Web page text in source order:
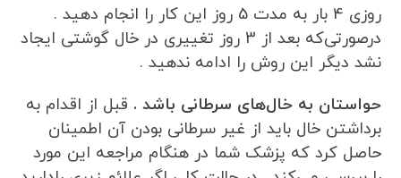
روزی 4 بار به مدت 5 روز این کار را انجام دهید .
درصورتی‌که بعد از 3 روز تغییری در خال گوشتی ایجاد
نشد دیگر این روش را ادامه ندهید .
حواستان به خال‌های سرطانی باشد . قبل از اقدام به
برداشتن خال باید از غیر سرطانی بودن آن اطمینان
حاصل کرد که پزشک شما در هنگام مراجعه این مورد